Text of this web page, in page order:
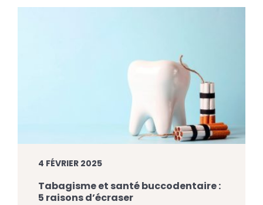
les […]
4 FÉVRIER 2025
Tabagisme et santé buccodentaire :
5 raisons d’écraser